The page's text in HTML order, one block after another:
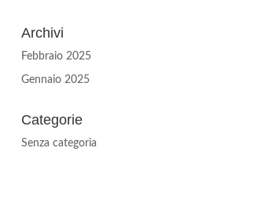
Archivi
Febbraio 2025
Gennaio 2025
Categorie
Senza categoria